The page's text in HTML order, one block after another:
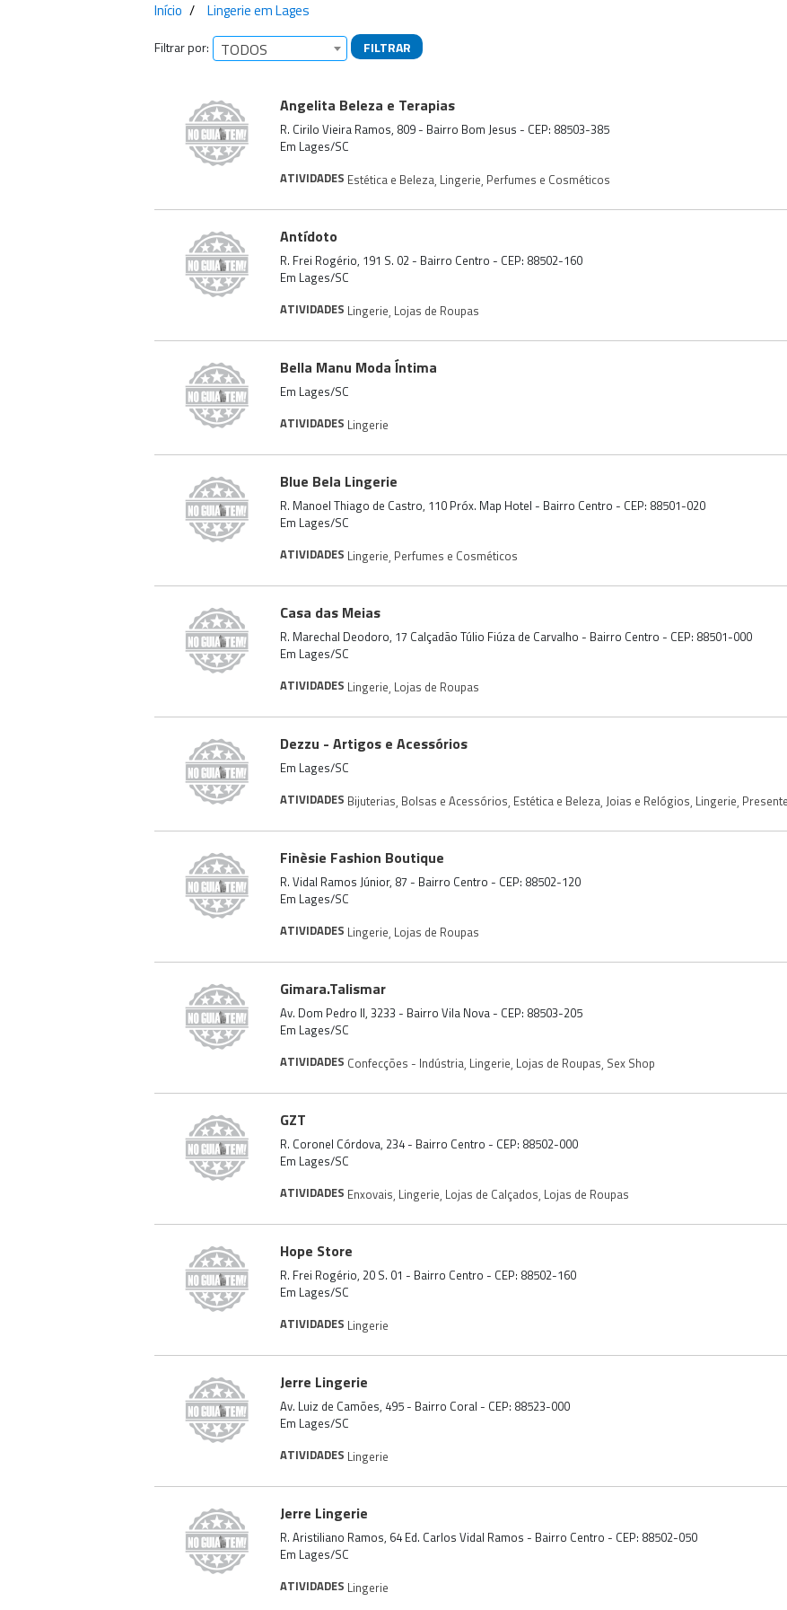
Início Lingerie em Lages
Filtrar por: TODOS FILTRAR
Angelita Beleza e Terapias
R. Cirilo Vieira Ramos, 809 - Bairro Bom Jesus - CEP: 88503-385
Em Lages/SC
ATIVIDADES Estética e Beleza, Lingerie, Perfumes e Cosméticos
Antídoto
R. Frei Rogério, 191 S. 02 - Bairro Centro - CEP: 88502-160
Em Lages/SC
ATIVIDADES Lingerie, Lojas de Roupas
Bella Manu Moda Íntima
Em Lages/SC
ATIVIDADES Lingerie
Blue Bela Lingerie
R. Manoel Thiago de Castro, 110 Próx. Map Hotel - Bairro Centro - CEP: 88501-020
Em Lages/SC
ATIVIDADES Lingerie, Perfumes e Cosméticos
Casa das Meias
R. Marechal Deodoro, 17 Calçadão Túlio Fiúza de Carvalho - Bairro Centro - CEP: 88501-000
Em Lages/SC
ATIVIDADES Lingerie, Lojas de Roupas
Dezzu - Artigos e Acessórios
Em Lages/SC
ATIVIDADES Bijuterias, Bolsas e Acessórios, Estética e Beleza, Joias e Relógios, Lingerie,
Finèsie Fashion Boutique
R. Vidal Ramos Júnior, 87 - Bairro Centro - CEP: 88502-120
Em Lages/SC
ATIVIDADES Lingerie, Lojas de Roupas
Gimara.Talismar
Av. Dom Pedro II, 3233 - Bairro Vila Nova - CEP: 88503-205
Em Lages/SC
ATIVIDADES Confecções - Indústria, Lingerie, Lojas de Roupas, Sex Shop
GZT
R. Coronel Córdova, 234 - Bairro Centro - CEP: 88502-000
Em Lages/SC
ATIVIDADES Enxovais, Lingerie, Lojas de Calçados, Lojas de Roupas
Hope Store
R. Frei Rogério, 20 S. 01 - Bairro Centro - CEP: 88502-160
Em Lages/SC
ATIVIDADES Lingerie
Jerre Lingerie
Av. Luiz de Camões, 495 - Bairro Coral - CEP: 88523-000
Em Lages/SC
ATIVIDADES Lingerie
Jerre Lingerie
R. Aristiliano Ramos, 64 Ed. Carlos Vidal Ramos - Bairro Centro - CEP: 88502-050
Em Lages/SC
ATIVIDADES Lingerie